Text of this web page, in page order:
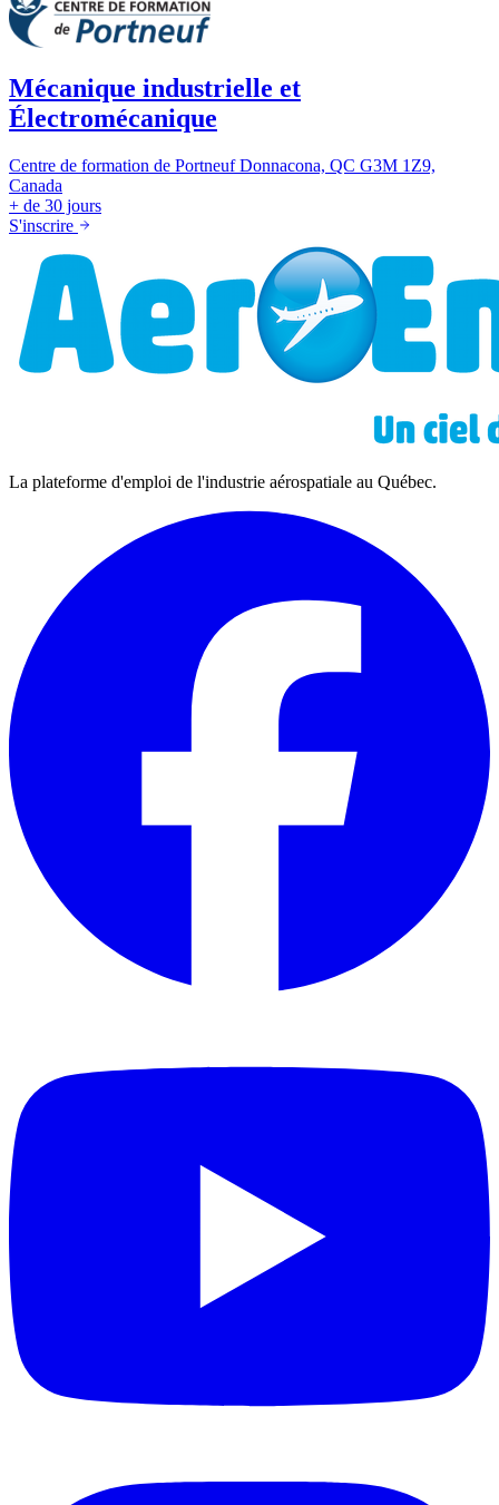
Mécanique industrielle et
Électromécanique
Centre de formation de Portneuf Donnacona, QC G3M 1Z9,
Canada
+ de 30 jours
S'inscrire
La plateforme d'emploi de l'industrie aérospatiale au Québec.